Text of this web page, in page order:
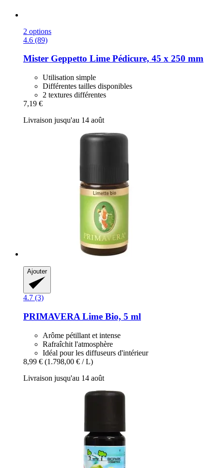
2 options
4.6 (89)
Mister Geppetto Lime Pédicure, 45 x 250 mm
Utilisation simple
Différentes tailles disponibles
2 textures différentes
7,19 €
Livraison jusqu'au 14 août
Ajouter
4.7 (3)
PRIMAVERA Lime Bio, 5 ml
Arôme pétillant et intense
Rafraîchit l'atmosphère
Idéal pour les diffuseurs d'intérieur
8,99 € (1.798,00 € / L)
Livraison jusqu'au 14 août